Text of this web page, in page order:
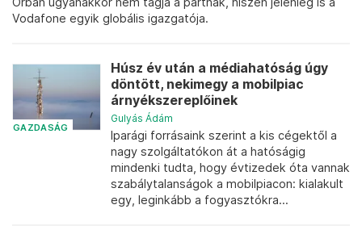
Vodafone egyik globális igazgatója.
GAZDASÁG
Húsz év után a médiahatóság úgy
döntött, nekimegy a mobilpiac
árnyékszereplőinek
Gulyás Ádám
Iparági forrásaink szerint a kis cégektől a
nagy szolgáltatókon át a hatóságig
mindenki tudta, hogy évtizedek óta vannak
szabálytalanságok a mobilpiacon: kialakult
egy, leginkább a fogyasztókra...